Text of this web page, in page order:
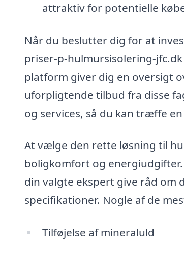
attraktiv for potentielle
Når du beslutter dig for at
priser-p-hulmursisolering-
platform giver dig en oversigt
uforpligtende tilbud fra disse
og services, så du kan træffe
At vælge den rette løsning til
boligkomfort og
din valgte ekspert give råd om
specifikationer. Nogle af de
Tilføjelse af mineraluld